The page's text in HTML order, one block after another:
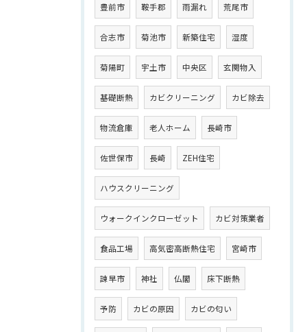
豊前市 鞍手郡 雨漏れ 荒尾市
合志市 菊池市 新築住宅 湿度
菊陽町 宇土市 中央区 玄関物入
基礎断熱 カビクリーニング カビ除去
物流倉庫 老人ホーム 長崎市
佐世保市 長崎 ZEH住宅
ハウスクリーニング
ウォークインクローゼット カビ対策業者
食品工場 高気密高断熱住宅 宮崎市
諫早市 神社 仏閣 床下断熱
予防 カビの原因 カビの匂い